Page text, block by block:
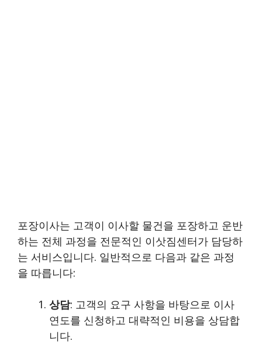
포장이사는 고객이 이사할 물건을 포장하고 운반
하는 전체 과정을 전문적인 이삿짐센터가 담당하
는 서비스입니다. 일반적으로 다음과 같은 과정
을 따릅니다:
상담: 고객의 요구 사항을 바탕으로 이사
연도를 신청하고 대략적인 비용을 상담합
니다.